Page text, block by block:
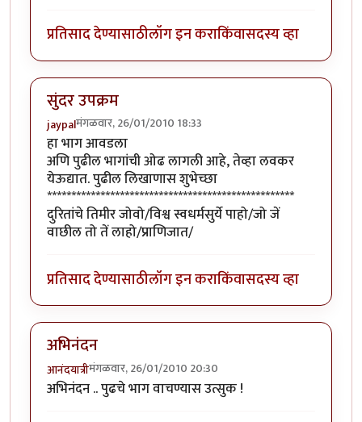
प्रतिसाद देण्यासाठीलॉग इन कराकिंवासदस्य व्हा
सुंदर उपक्रम
jaypalमंगळवार, 26/01/2010 18:33
हा भाग आवडला
अणि पुढील भागांची ओढ लागली आहे, तेव्हा लवकर
येऊद्यात. पुढील लिखाणास शुभेच्छा
***************************************************
दुरितांचे तिमीर जोवो/विश्व स्वधर्मसुर्ये पाहो/जो जें
वाछील तो तें लाहो/प्राणिजात/
प्रतिसाद देण्यासाठीलॉग इन कराकिंवासदस्य व्हा
अभिनंदन
आनंदयात्रीमंगळवार, 26/01/2010 20:30
अभिनंदन .. पुढचे भाग वाचण्यास उत्सुक !